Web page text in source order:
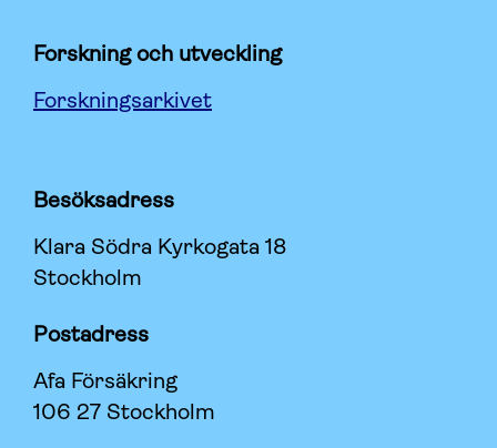
Forskning och utveckling
Forskningsarkivet
Besöksadress
Klara Södra Kyrkogata 18
Stockholm
Postadress
Afa Försäkring
106 27 Stockholm